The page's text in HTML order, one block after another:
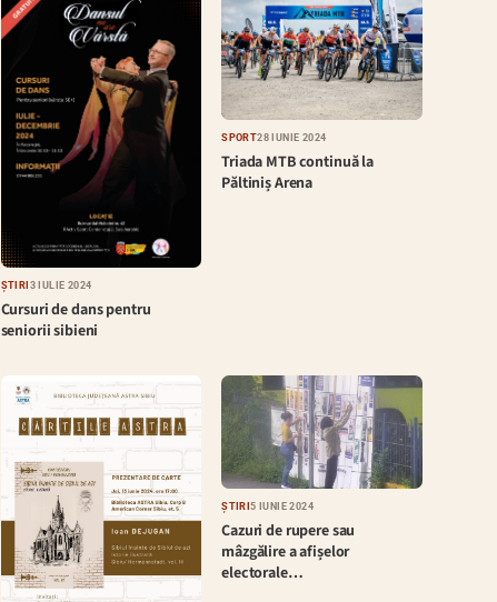
ȘTIRI 3 IULIE 2024
Cursuri de dans pentru
seniorii sibieni
SPORT28 IUNIE 2024
Triada MTB continuă la
Păltiniș Arena
ȘTIRI5 IUNIE 2024
Cazuri de rupere sau
mâzgălire a afișelor
electorale…